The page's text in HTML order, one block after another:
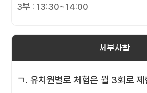
3부 : 13:30~14:00
세부사항
ㄱ. 유치원별로 체험은 월 3회로 제